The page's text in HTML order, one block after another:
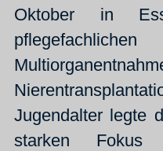
Oktober in
Jugendalter legte
starken Fokus